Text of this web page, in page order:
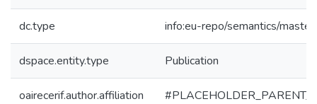
dc.type info:eu-repo/semantics/
dspace.entity.type Publication
oairecerif.author.affiliation